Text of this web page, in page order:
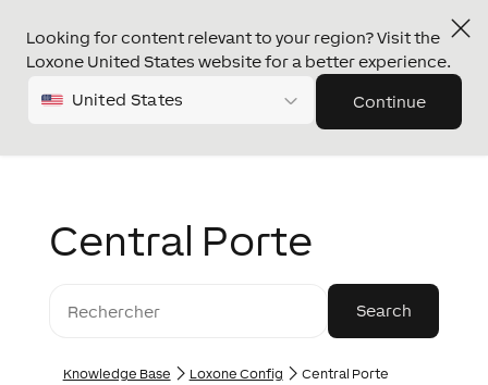
Looking for content relevant to your region? Visit the
Loxone United States website for a better experience.
United States Continue
Central Porte
Knowledge Base Loxone Config Central Porte